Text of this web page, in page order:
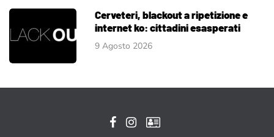
Cerveteri, blackout a ripetizione e
internet ko: cittadini esasperati
9 Agosto 2026